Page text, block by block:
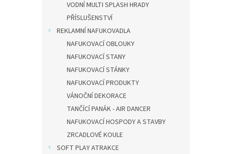
VODNÍ MULTI SPLASH HRADY
PŘÍSLUŠENSTVÍ
REKLAMNÍ NAFUKOVADLA
NAFUKOVACÍ OBLOUKY
NAFUKOVACÍ STANY
NAFUKOVACÍ STÁNKY
NAFUKOVACÍ PRODUKTY
VÁNOČNÍ DEKORACE
TANČÍCÍ PANÁK - AIR DANCER
NAFUKOVACÍ HOSPODY A STAVBY
ZRCADLOVÉ KOULE
SOFT PLAY ATRAKCE